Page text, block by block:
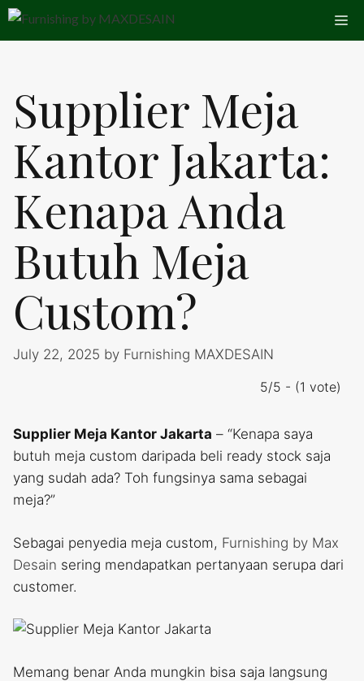
Skip
Supplier Meja
Kantor Jakarta:
Kenapa Anda
Butuh Meja
Custom?
July 22, 2025 by Furnishing MAXDESAIN
5/5 - (1 vote)
Supplier Meja Kantor Jakarta – “Kenapa saya
butuh meja custom daripada beli ready stock saja
yang sudah ada? Toh fungsinya sama sebagai
meja?”
Sebagai penyedia meja custom, Furnishing by Max
Desain sering mendapatkan pertanyaan serupa dari
customer.
Memang benar Anda mungkin bisa saja langsung